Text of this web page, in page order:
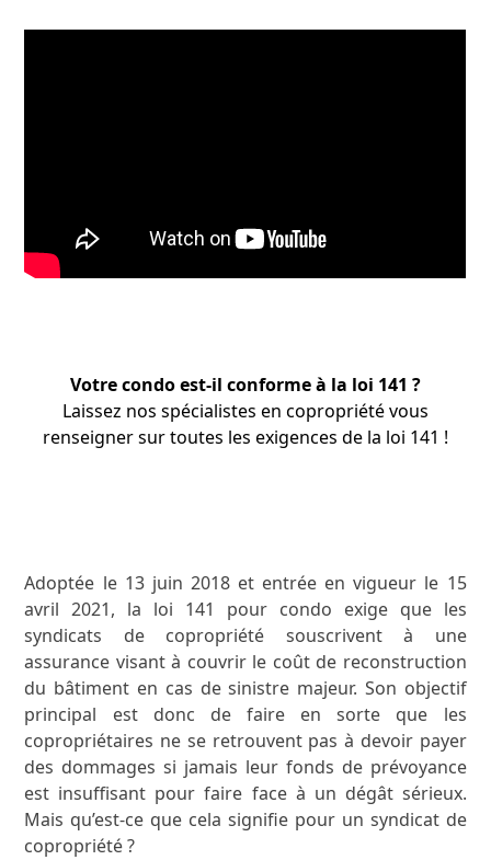
Votre condo est-il conforme à la loi 141 ?
Laissez nos spécialistes en copropriété vous
renseigner sur toutes les exigences de la loi 141 !
Adoptée le 13 juin 2018 et entrée en vigueur le 15
avril 2021, la loi 141 pour condo exige que les
syndicats de copropriété souscrivent à une
assurance visant à couvrir le coût de reconstruction
du bâtiment en cas de sinistre majeur. Son objectif
principal est donc de faire en sorte que les
copropriétaires ne se retrouvent pas à devoir payer
des dommages si jamais leur fonds de prévoyance
est insuffisant pour faire face à un dégât sérieux.
Mais qu’est-ce que cela signifie pour un syndicat de
copropriété ?